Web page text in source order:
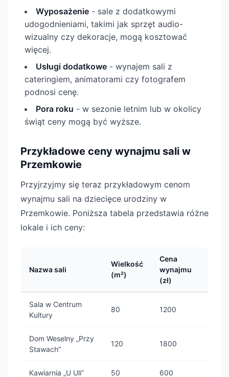
Wyposażenie - sale z dodatkowymi
udogodnieniami, takimi jak sprzęt audio-
wizualny czy dekoracje, mogą kosztować
więcej.
Usługi dodatkowe - wynajem sali z
cateringiem, animatorami czy fotografem
podnosi cenę.
Pora roku - w sezonie letnim lub w okolicy
świąt ceny mogą być wyższe.
Przykładowe ceny wynajmu sali w
Przemkowie
Przyjrzyjmy się teraz przykładowym cenom
wynajmu sali na dziecięce urodziny w
Przemkowie. Poniższa tabela przedstawia różne
lokale i ich ceny:
Nazwa sali
Wielkość
(m²)
Cena
wynajmu
(zł)
Sala w Centrum
Kultury
80 1200
Dom Weselny „Przy
Stawach”
120 1800
Kawiarnia „U Uli” 50 600